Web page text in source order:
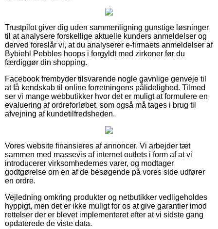
Trustpilot giver dig uden sammenligning gunstige løsninger
til at analysere forskellige aktuelle kunders anmeldelser og
derved foreslår vi, at du analyserer e-firmaets anmeldelser af
Bybiehl Pebbles hoops i forgyldt med zirkoner før du
færdiggør din shopping.
Facebook frembyder tilsvarende nogle gavnlige genveje til
at få kendskab til online forretningens pålidelighed. Tilmed
ser vi mange webbutikker hvor det er muligt at formulere en
evaluering af ordreforløbet, som også må tages i brug til
afvejning af kundetilfredsheden.
Vores website finansieres af annoncer. Vi arbejder tæt
sammen med massevis af internet outlets i form af at vi
introducerer virksomhedernes varer, og modtager
godtgørelse om en af de besøgende på vores side udfører
en ordre.
Vejledning omkring produkter og netbutikker vedligeholdes
hyppigt, men det er ikke muligt for os at give garantier imod
rettelser der er blevet implementeret efter at vi sidste gang
opdaterede de viste data.